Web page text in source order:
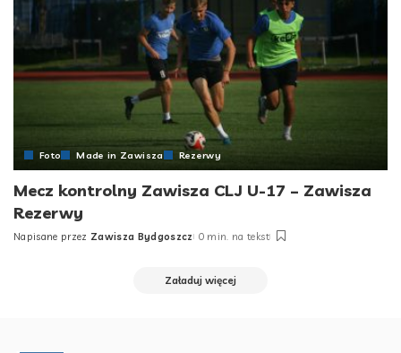
Foto Made in Zawisza Rezerwy
Mecz kontrolny Zawisza CLJ U-17 – Zawisza
Rezerwy
Posted
Napisane przez Zawisza Bydgoszcz 0 min. na tekst
Załaduj więcej